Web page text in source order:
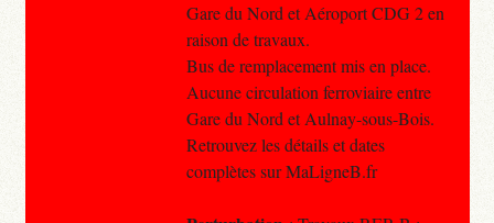
Gare du Nord et Aéroport CDG 2 en
raison de travaux.
Bus de remplacement mis en place.
Aucune circulation ferroviaire entre
Gare du Nord et Aulnay-sous-Bois.
Retrouvez les détails et dates
complètes sur MaLigneB.fr